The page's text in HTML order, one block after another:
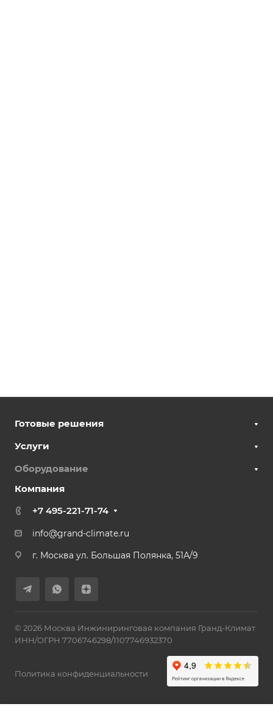
Готовые решения
Услуги
Оборудование
Компания
+7 495-221-71-74
info@grand-climate.ru
г. Москва ул. Большая Полянка, 51А/9
© 2026 Москва Инжиниринговая компания Гранд-Климат
ИНН/ОГРН 7706746298/1107746932370
Политика конфиденциальности